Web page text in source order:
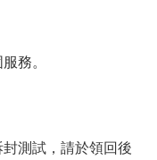
務。
測試，請於領回後